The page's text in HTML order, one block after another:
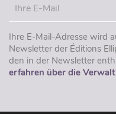
Ihre E-Mail-Adresse wird
Newsletter der Éditions
den in der Newsletter
erfahren über die